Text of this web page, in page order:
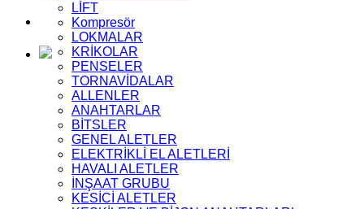
LİFT
Kompresör
LOKMALAR
KRİKOLAR
PENSELER
TORNAVİDALAR
ALLENLER
ANAHTARLAR
BİTSLER
GENEL ALETLER
ELEKTRİKLİ EL ALETLERİ
HAVALI ALETLER
İNŞAAT GRUBU
KESİCİ ALETLER